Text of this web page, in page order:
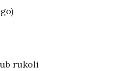
rukoli